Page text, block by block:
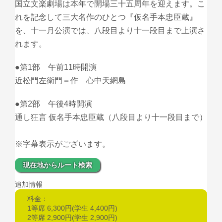
国立文楽劇場は本年で開場三十五周年を迎えます。こ
れを記念して三大名作のひとつ『仮名手本忠臣蔵』
を、十一月公演では、八段目より十一段目まで上演さ
れます。
●第1部 午前11時開演
近松門左衛門＝作 心中天網島
●第2部 午後4時開演
通し狂言 仮名手本忠臣蔵（八段目より十一段目まで）
※字幕表示がございます。
現在地からルート検索
追加情報
料金：
1等席 6,300円(学生 4,400円)
2等席 2,900円(学生 2,900円)